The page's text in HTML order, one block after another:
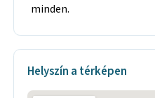
minden.
Helyszín a térképen